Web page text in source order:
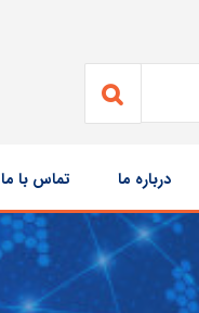
درباره ما تماس با ما